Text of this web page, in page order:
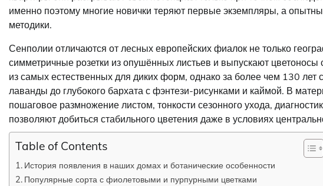
именно поэтому многие новички теряют первые экземпляры, а
методики.
Сенполии отличаются от лесных европейских фиалок не только
симметричные розетки из опушённых листьев и выпускают
из самых естественных для диких форм, однако за более чем 130 лет
лаванды до глубокого бархата с фэнтези-рисунками и каймой. В
пошаговое размножение листом, тонкости сезонного ухода,
позволяют добиться стабильного цветения даже в условиях
Table of Contents
История появления в наших домах и ботанические особенности
Популярные сорта с фиолетовыми и пурпурными цветками